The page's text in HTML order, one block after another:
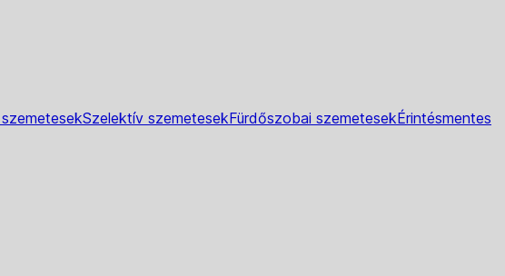
Szelektív szemetesekFürdőszobai szemetesekÉrintésmentes